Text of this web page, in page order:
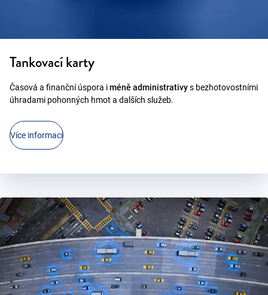
Tankovací karty
Časová a finanční úspora iméně administrativys bezhotovostními
úhradami pohonných hmot a dalších služeb.
Více informací